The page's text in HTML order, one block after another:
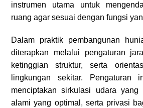
instrumen utama untuk
ruang agar sesuai dengan fungsi
Dalam praktik pembangunan
diterapkan melalui pengaturan
ketinggian struktur, serta
lingkungan sekitar. Pengaturan
menciptakan sirkulasi udara yang
alami yang optimal, serta privasi